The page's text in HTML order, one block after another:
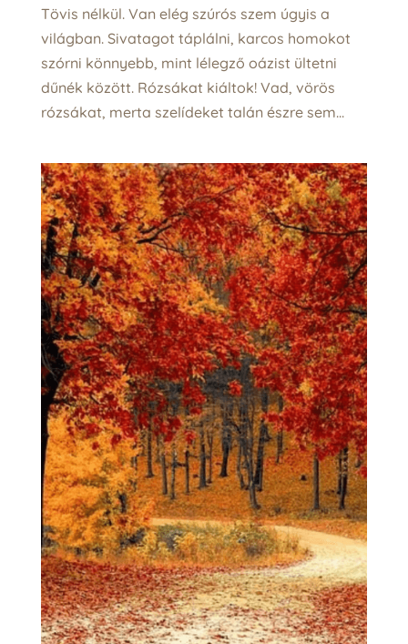
Tövis nélkül. Van elég szúrós szem úgyis a
világban. Sivatagot táplálni, karcos homokot
szórni könnyebb, mint lélegző oázist ültetni
dűnék között. Rózsákat kiáltok! Vad, vörös
rózsákat, merta szelídeket talán észre sem...